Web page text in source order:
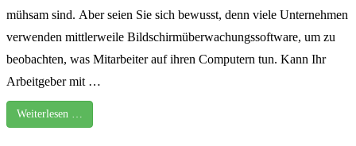
mühsam sind. Aber seien Sie sich bewusst, denn viele Unternehmen
verwenden mittlerweile Bildschirmüberwachungssoftware, um zu
beobachten, was Mitarbeiter auf ihren Computern tun. Kann Ihr
Arbeitgeber mit …
Weiterlesen …